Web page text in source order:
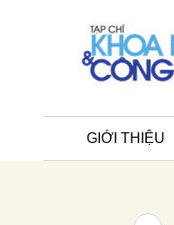
GIỚI THIỆU